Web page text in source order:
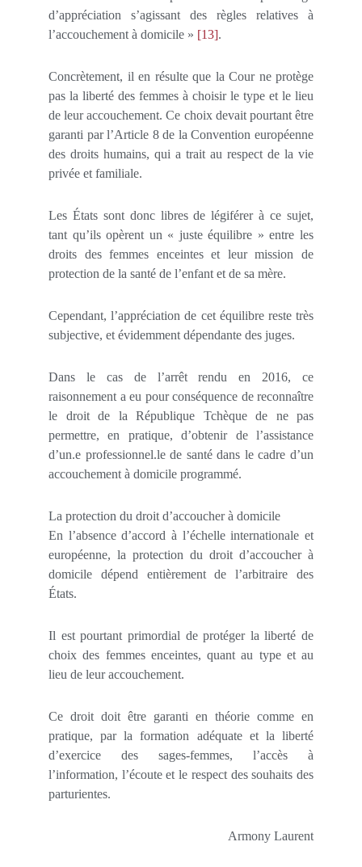
d’appréciation s’agissant des règles relatives à
l’accouchement à domicile » [13].
Concrètement, il en résulte que la Cour ne protège
pas la liberté des femmes à choisir le type et le lieu
de leur accouchement. Ce choix devait pourtant être
garanti par l’Article 8 de la Convention européenne
des droits humains, qui a trait au respect de la vie
privée et familiale.
Les États sont donc libres de légiférer à ce sujet,
tant qu’ils opèrent un « juste équilibre » entre les
droits des femmes enceintes et leur mission de
protection de la santé de l’enfant et de sa mère.
Cependant, l’appréciation de cet équilibre reste très
subjective, et évidemment dépendante des juges.
Dans le cas de l’arrêt rendu en 2016, ce
raisonnement a eu pour conséquence de reconnaître
le droit de la République Tchèque de ne pas
permettre, en pratique, d’obtenir de l’assistance
d’un.e professionnel.le de santé dans le cadre d’un
accouchement à domicile programmé.
La protection du droit d’accoucher à domicile
En l’absence d’accord à l’échelle internationale et
européenne, la protection du droit d’accoucher à
domicile dépend entièrement de l’arbitraire des
États.
Il est pourtant primordial de protéger la liberté de
choix des femmes enceintes, quant au type et au
lieu de leur accouchement.
Ce droit doit être garanti en théorie comme en
pratique, par la formation adéquate et la liberté
d’exercice des sages-femmes, l’accès à
l’information, l’écoute et le respect des souhaits des
parturientes.
Armony Laurent